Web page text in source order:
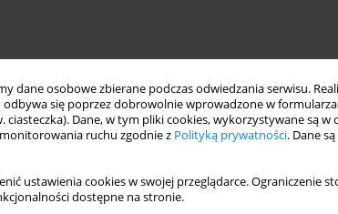
dane osobowe zbierane podczas odwiedzania serwisu.
odbywa się poprzez dobrowolnie wprowadzone w
ciasteczka). Dane, w tym pliki cookies, wykorzystywane są
ruchu zgodnie z Polityką prywatności. Dane
ustawienia cookies w swojej przeglądarce. Ograniczenie
dostępne na stronie.